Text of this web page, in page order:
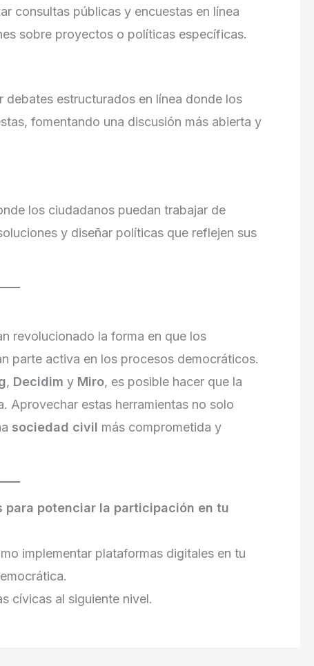
consultas públicas y encuestas en línea
sobre proyectos o políticas específicas.
debates estructurados en línea donde los
fomentando una discusión más abierta y
los ciudadanos puedan trabajar de
y diseñar políticas que reflejen sus
revolucionado la forma en que los
parte activa en los procesos democráticos.
, Decidim y Miro, es posible hacer que la
Aprovechar estas herramientas no solo
sociedad civil más comprometida y
para potenciar la participación en tu
implementar plataformas digitales en tu
cívicas al siguiente nivel.